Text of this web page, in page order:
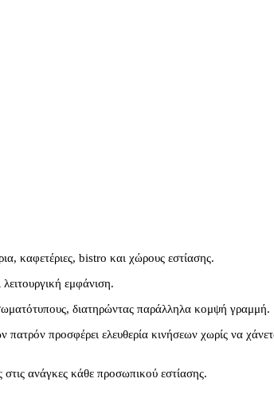
καφετέριες, bistro και χώρους εστίασης.
εμφάνιση.
διατηρώντας παράλληλα κομψή γραμμή.
προσφέρει ελευθερία κινήσεων χωρίς να
ανάγκες κάθε προσωπικού εστίασης.